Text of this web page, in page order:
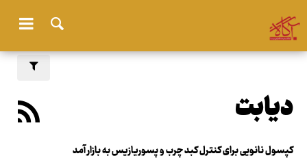
دیابت
کپسول نانویی برای کنترل کبد چرب و پسوریازیس به بازار آمد